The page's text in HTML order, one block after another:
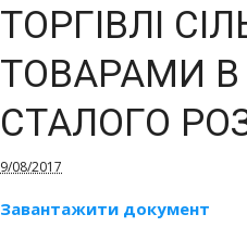
ТОРГІВЛІ
ТОВАРАМИ В
СТАЛОГО
9/08/2017
Завантажити документ